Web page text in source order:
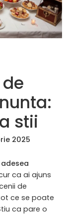
stii
2025
ca ai ajuns
de
ce se poate
ca pare o